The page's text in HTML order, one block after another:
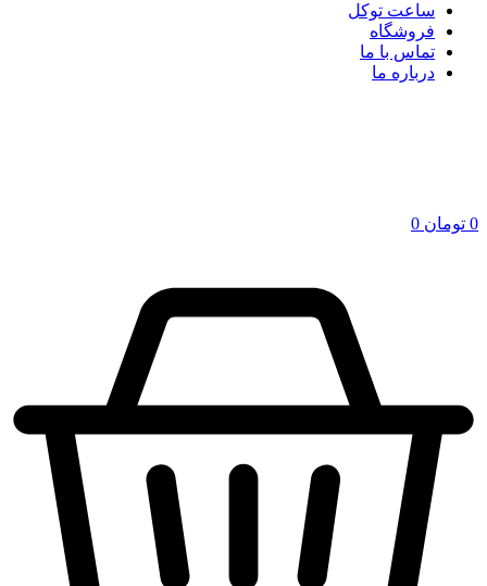
ساعت توکل
فروشگاه
تماس با ما
درباره ما
0 تومان 0